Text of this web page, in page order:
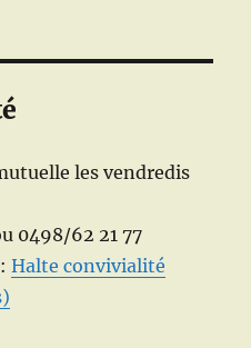
les vendredis
0498/62 21 77
:Halte convivialité